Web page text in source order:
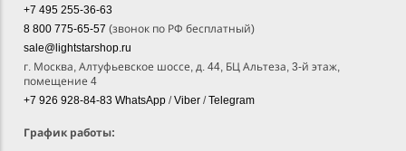
+7 495 255-36-63
8 800 775-65-57 (звонок по РФ бесплатный)
sale@lightstarshop.ru
г. Москва, Алтуфьевское шоссе, д. 44, БЦ Альтеза, 3-й этаж,
помещение 4
+7 926 928-84-83 WhatsApp /Viber /Telegram
График работы: